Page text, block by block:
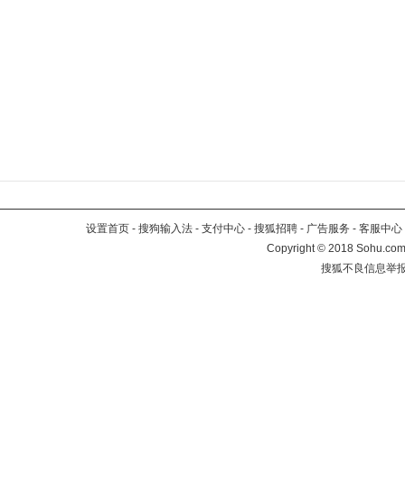
设置首页 - 搜狗输入法 - 支付中心 - 搜狐招聘 - 广告服务 - 客服中心
Copyright©2018
搜狐不良信息举